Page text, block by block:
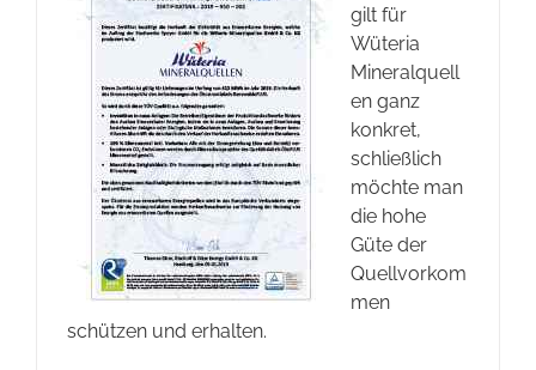
gilt für
Wüteria
Mineralquell
en ganz
konkret,
schließlich
möchte man
die hohe
Güte der
Quellvorkom
men
schützen und erhalten.